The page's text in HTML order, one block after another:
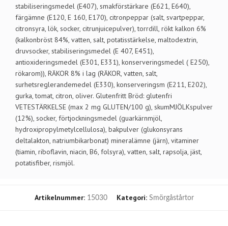
stabiliseringsmedel (E407), smakförstärkare (E621, E640),
färgämne (E120, E 160, E170), citronpeppar (salt, svartpeppar,
citronsyra, lök, socker, citrunjuicepulver), torrdill, rökt kalkon 6%
(kalkonbröst 84%, vatten, salt, potatisstärkelse, maltodextrin,
druvsocker, stabiliseringsmedel (E 407, E451),
antioxideringsmedel (E301, E331), konserveringsmedel ( E250),
rökarom)), RÄKOR 8% i lag (RÄKOR, vatten, salt,
surhetsreglerandemedel (E330), konserveringsm (E211, E202),
gurka, tomat, citron, oliver. Glutenfritt Bröd: glutenfri
VETESTÄRKELSE (max 2 mg GLUTEN/100 g), skumMJÖLKspulver
(12%), socker, förtjockningsmedel (guarkärnmjöl,
hydroxipropylmetylcellulosa), bakpulver (glukonsyrans
deltalakton, natriumbikarbonat) mineralämne (järn), vitaminer
(tiamin, riboflavin, niacin, B6, folsyra), vatten, salt, rapsolja, jäst,
potatisfiber, rismjöl.
Artikelnummer: 15030 Kategori: Smörgåstårtor